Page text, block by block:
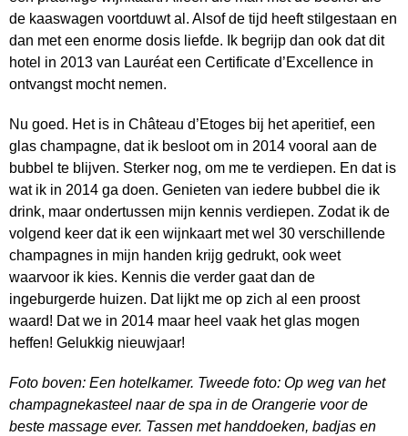
de kaaswagen voortduwt al. Alsof de tijd heeft stilgestaan en
dan met een enorme dosis liefde. Ik begrijp dan ook dat dit
hotel in 2013 van Lauréat een Certificate d’Excellence in
ontvangst mocht nemen.
Nu goed. Het is in Château d’Etoges bij het aperitief, een
glas champagne, dat ik besloot om in 2014 vooral aan de
bubbel te blijven. Sterker nog, om me te verdiepen. En dat is
wat ik in 2014 ga doen. Genieten van iedere bubbel die ik
drink, maar ondertussen mijn kennis verdiepen. Zodat ik de
volgend keer dat ik een wijnkaart met wel 30 verschillende
champagnes in mijn handen krijg gedrukt, ook weet
waarvoor ik kies. Kennis die verder gaat dan de
ingeburgerde huizen. Dat lijkt me op zich al een proost
waard! Dat we in 2014 maar heel vaak het glas mogen
heffen! Gelukkig nieuwjaar!
Foto boven: Een hotelkamer. Tweede foto: Op weg van het
champagnekasteel naar de spa in de Orangerie voor de
beste massage ever. Tassen met handdoeken, badjas en